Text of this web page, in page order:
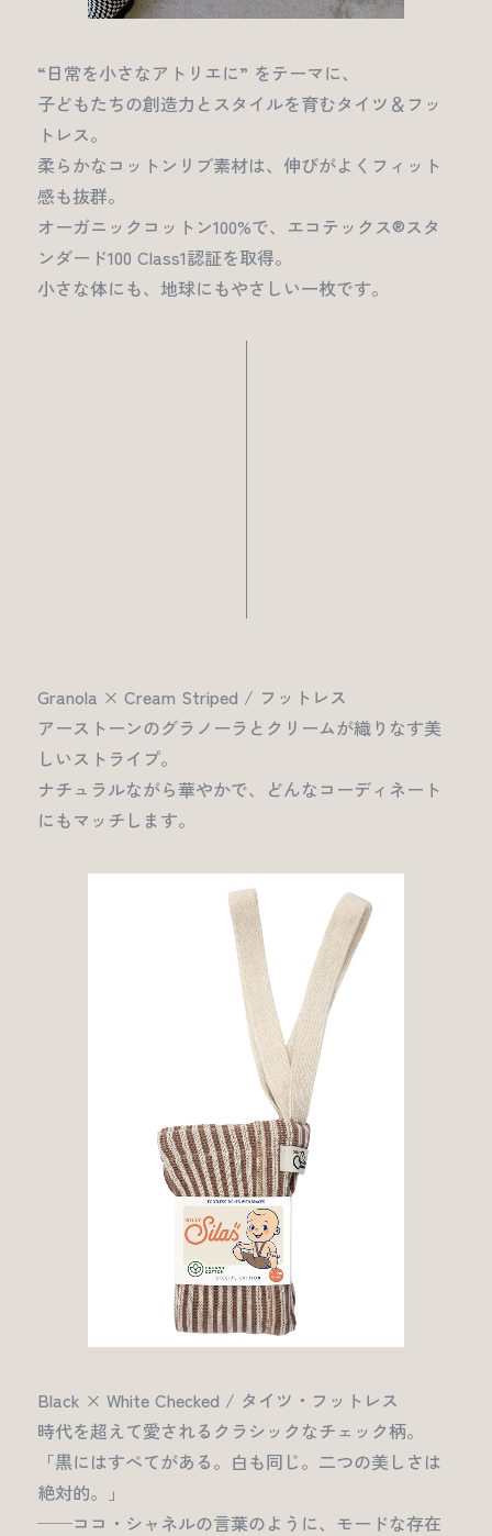
“日常を小さなアトリエに” をテーマに、
子どもたちの創造力とスタイルを育むタイツ＆フッ
トレス。
柔らかなコットンリブ素材は、伸びがよくフィット
感も抜群。
オーガニックコットン100%で、エコテックス®スタ
ンダード100 Class1認証を取得。
小さな体にも、地球にもやさしい一枚です。
Granola × Cream Striped / フットレス
アーストーンのグラノーラとクリームが織りなす美
しいストライプ。
ナチュラルながら華やかで、どんなコーディネート
にもマッチします。
Black × White Checked / タイツ・フットレス
時代を超えて愛されるクラシックなチェック柄。
「黒にはすべてがある。白も同じ。二つの美しさは
絶対的。」
──ココ・シャネルの言葉のように、モードな存在